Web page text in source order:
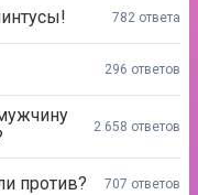
782 ответа
296 ответов
2 658 ответов
против? 707 ответов